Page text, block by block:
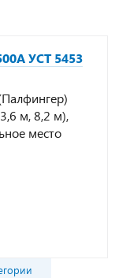
УСТ 5453
м, 8,2 м),
место